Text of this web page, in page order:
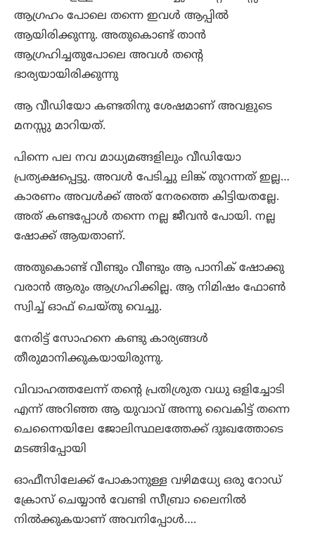
ആഗ്രഹം പോലെ തന്നെ ഇവൾ ആപ്പിൽ
ആയിരിക്കുന്നു. അതുകൊണ്ട് താൻ
ആഗ്രഹിച്ചതുപോലെ അവൾ തന്റെ
ഭാര്യയായിരിക്കുന്നു
ആ വീഡിയോ കണ്ടതിനു ശേഷമാണ് അവളുടെ
മനസ്സു മാറിയത്.
പിന്നെ പല നവ മാധ്യമങ്ങളിലും വീഡിയോ
പ്രത്യക്ഷപ്പെട്ടു. അവൾ പേടിച്ചു ലിങ്ക് തുറന്നത് ഇല്ല…
കാരണം അവൾക്ക് അത് നേരത്തെ കിട്ടിയതല്ലേ.
അത് കണ്ടപ്പോൾ തന്നെ നല്ല ജീവൻ പോയി. നല്ല
ഷോക്ക് ആയതാണ്.
അതുകൊണ്ട് വീണ്ടും വീണ്ടും ആ പാനിക് ഷോക്കു
വരാൻ ആരും ആഗ്രഹിക്കില്ല. ആ നിമിഷം ഫോൺ
സ്വിച്ച് ഓഫ് ചെയ്തു വെച്ചു.
നേരിട്ട് സോഹനെ കണ്ടു കാര്യങ്ങൾ
തീരുമാനിക്കുകയായിരുന്നു.
വിവാഹത്തലേന്ന് തന്റെ പ്രതിശ്രുത വധു ഒളിച്ചോടി
എന്ന് അറിഞ്ഞ ആ യുവാവ് അന്നു വൈകിട്ട് തന്നെ
ചെന്നൈയിലേ ജോലിസ്ഥലത്തേക്ക് ദുഃഖത്തോടെ
മടങ്ങിപ്പോയി
ഓഫീസിലേക്ക് പോകാനുള്ള വഴിമധ്യേ ഒരു റോഡ്
ക്രോസ് ചെയ്യാൻ വേണ്ടി സീബ്രാ ലൈനിൽ
നിൽക്കുകയാണ് അവനിപ്പോൾ….